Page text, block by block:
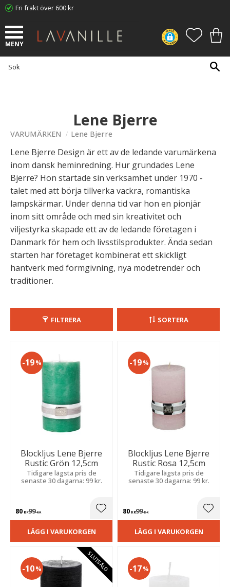
Fri frakt över 600 kr
Lene Bjerre
VARUMÄRKEN Lene Bjerre
Lene Bjerre Design är ett av de ledande varumärkena
inom dansk heminredning. Hur grundades Lene
Bjerre? Hon startade sin verksamhet under 1970 -
talet med att börja tillverka vackra, romantiska
lampskärmar. Under denna tid var hon en pionjär
inom sitt område och med sin kreativitet och
viljestyrka skapade ett av de ledande företagen i
Danmark för hem och livsstilsprodukter. Ända sedan
starten har företaget kombinerat ett skickligt
hantverk med formgivning, nya modetrender och
traditioner.
FILTRERA SORTERA
Blockljus Lene Bjerre
Rustic Grön 12,5cm
Tidigare lägsta pris de
senaste 30 dagarna: 99 kr.
80 KR99KR
19%
Lägg till i favoriter
LÄGG I VARUKORGEN
Blockljus Lene Bjerre
Rustic Rosa 12,5cm
Tidigare lägsta pris de
senaste 30 dagarna: 99 kr.
80 KR99KR
19%
LÄGG I VARUKORGEN
10% SLUTSÅLD 17%